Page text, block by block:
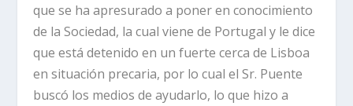
que se ha apresurado a poner en conocimiento
de la Sociedad, la cual viene de Portugal y le dice
que está detenido en un fuerte cerca de Lisboa
en situación precaria, por lo cual el Sr. Puente
buscó los medios de ayudarlo, lo que hizo a